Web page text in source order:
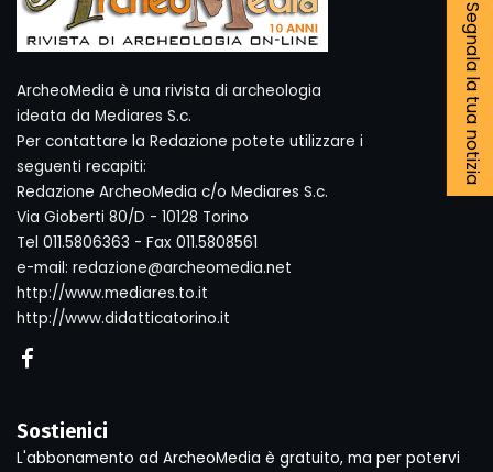
Segnala la tua notizia
ArcheoMedia è una rivista di archeologia
ideata da Mediares S.c.
Per contattare la Redazione potete utilizzare i
seguenti recapiti:
Redazione ArcheoMedia c/o Mediares S.c.
Via Gioberti 80/D - 10128 Torino
Tel 011.5806363 - Fax 011.5808561
e-mail: redazione@archeomedia.net
http://www.mediares.to.it
http://www.didatticatorino.it
Sostienici
L'abbonamento ad ArcheoMedia è gratuito, ma per potervi